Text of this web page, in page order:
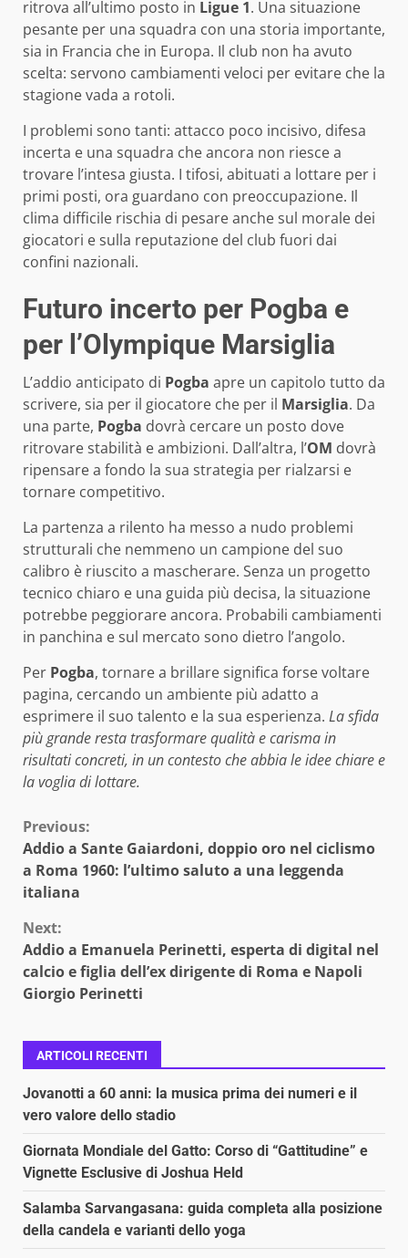
ritrova all’ultimo posto in Ligue 1. Una situazione
pesante per una squadra con una storia importante,
sia in Francia che in Europa. Il club non ha avuto
scelta: servono cambiamenti veloci per evitare che la
stagione vada a rotoli.
I problemi sono tanti: attacco poco incisivo, difesa
incerta e una squadra che ancora non riesce a
trovare l’intesa giusta. I tifosi, abituati a lottare per i
primi posti, ora guardano con preoccupazione. Il
clima difficile rischia di pesare anche sul morale dei
giocatori e sulla reputazione del club fuori dai
confini nazionali.
Futuro incerto per Pogba e
per l’Olympique Marsiglia
L’addio anticipato di Pogba apre un capitolo tutto da
scrivere, sia per il giocatore che per il Marsiglia. Da
una parte, Pogba dovrà cercare un posto dove
ritrovare stabilità e ambizioni. Dall’altra, l’OM dovrà
ripensare a fondo la sua strategia per rialzarsi e
tornare competitivo.
La partenza a rilento ha messo a nudo problemi
strutturali che nemmeno un campione del suo
calibro è riuscito a mascherare. Senza un progetto
tecnico chiaro e una guida più decisa, la situazione
potrebbe peggiorare ancora. Probabili cambiamenti
in panchina e sul mercato sono dietro l’angolo.
Per Pogba, tornare a brillare significa forse voltare
pagina, cercando un ambiente più adatto a
esprimere il suo talento e la sua esperienza. La sfida
più grande resta trasformare qualità e carisma in
risultati concreti, in un contesto che abbia le idee chiare e
la voglia di lottare.
Continue
Reading
Previous:
Addio a Sante Gaiardoni, doppio oro nel ciclismo
a Roma 1960: l’ultimo saluto a una leggenda
italiana
Next:
Addio a Emanuela Perinetti, esperta di digital nel
calcio e figlia dell’ex dirigente di Roma e Napoli
Giorgio Perinetti
ARTICOLI RECENTI
Jovanotti a 60 anni: la musica prima dei numeri e il
vero valore dello stadio
Giornata Mondiale del Gatto: Corso di “Gattitudine” e
Vignette Esclusive di Joshua Held
Salamba Sarvangasana: guida completa alla posizione
della candela e varianti dello yoga